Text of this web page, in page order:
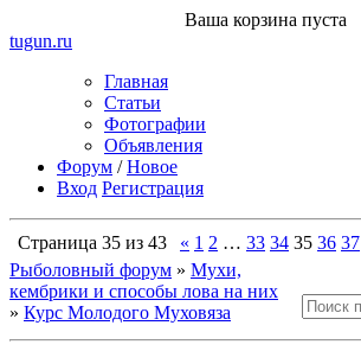
Ваша корзина пуста
tugun.ru
Главная
Статьи
Фотографии
Объявления
Форум /Новое
Вход Регистрация
Страница 35 из 43 « 1 2 … 33 34 35 36 37
Рыболовный форум » Мухи,
кембрики и способы лова на них
» Курс Молодого Муховяза